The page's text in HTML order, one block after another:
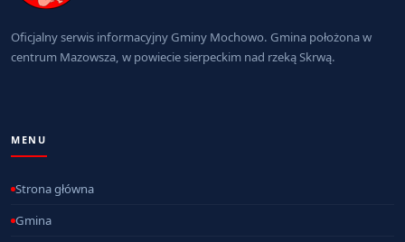
Oficjalny serwis informacyjny Gminy Mochowo. Gmina położona w
centrum Mazowsza, w powiecie sierpeckim nad rzeką Skrwą.
MENU
Strona główna
Gmina